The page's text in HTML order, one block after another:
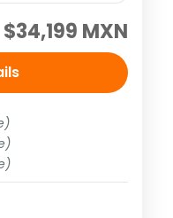
Valle del Colca,
Machu Picchu
con un
hasta el
$34,199 MXN